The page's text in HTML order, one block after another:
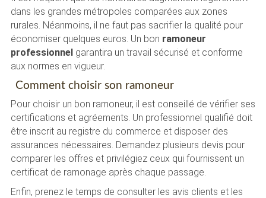
dans les grandes métropoles comparées aux zones
rurales. Néanmoins, il ne faut pas sacrifier la qualité pour
économiser quelques euros. Un bon ramoneur
professionnelgarantira un travail sécurisé et conforme
aux normes en vigueur.
Comment choisir son ramoneur
Pour choisir un bon ramoneur, il est conseillé de vérifier ses
certifications et agréements. Un professionnel qualifié doit
être inscrit au registre du commerce et disposer des
assurances nécessaires. Demandez plusieurs devis pour
comparer les offres et privilégiez ceux qui fournissent un
certificat de ramonage après chaque passage.
Enfin, prenez le temps de consulter les avis clients et les